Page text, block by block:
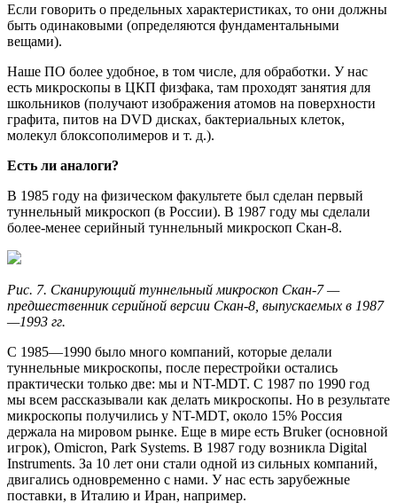
Если говорить о предельных характеристиках, то они должны
быть одинаковыми (определяются фундаментальными
вещами).
Наше ПО более удобное, в том числе, для обработки. У нас
есть микроскопы в ЦКП физфака, там проходят занятия для
школьников (получают изображения атомов на поверхности
графита, питов на DVD дисках, бактериальных клеток,
молекул блоксополимеров и т. д.).
Есть ли аналоги?
В 1985 году на физическом факультете был сделан первый
туннельный микроскоп (в России). В 1987 году мы сделали
более-менее серийный туннельный микроскоп Скан-8.
Рис. 7. Сканирующий туннельный микроскоп Скан-7 —
предшественник серийной версии Скан-8, выпускаемых в 1987
—1993 гг.
С 1985—1990 было много компаний, которые делали
туннельные микроскопы, после перестройки остались
практически только две: мы и NT-MDT. С 1987 по 1990 год
мы всем рассказывали как делать микроскопы. Но в результате
микроскопы получились у NT-MDT, около 15% Россия
держала на мировом рынке. Еще в мире есть Bruker (основной
игрок), Omicron, Park Systems. В 1987 году возникла Digital
Instruments. За 10 лет они стали одной из сильных компаний,
двигались одновременно с нами. У нас есть зарубежные
поставки, в Италию и Иран, например.